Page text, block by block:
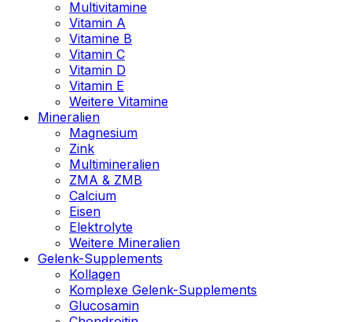
Multivitamine
Vitamin A
Vitamine B
Vitamin C
Vitamin D
Vitamin E
Weitere Vitamine
Mineralien
Magnesium
Zink
Multimineralien
ZMA & ZMB
Calcium
Eisen
Elektrolyte
Weitere Mineralien
Gelenk-Supplements
Kollagen
Komplexe Gelenk-Supplements
Glucosamin